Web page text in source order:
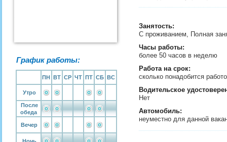
График работы:
ПН ВТ СР ЧТ ПТ СБ ВС
Утро
После
обеда
Вечер
Занятость:
С проживанием, Полная
Часы работы:
более 50 часов в неделю
Работа на срок:
сколько понадобится
Водительское
Нет
Автомобиль:
неуместно для данной